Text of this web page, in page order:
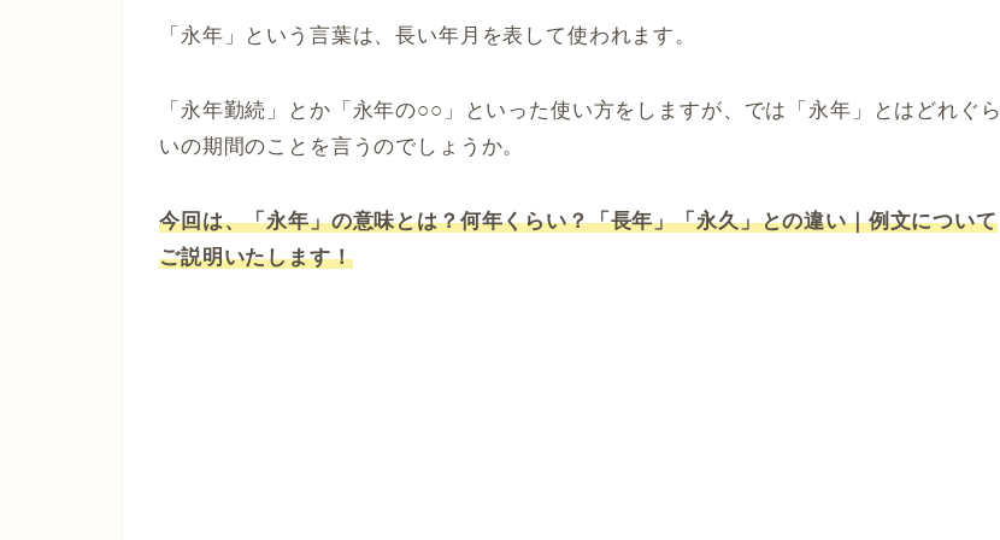
「永年」という言葉は、長い年月を表して使われます。
「永年勤続」とか「永年の○○」といった使い方をしますが、では「永年」とはどれぐら
いの期間のことを言うのでしょうか。
今回は、「永年」の意味とは？何年くらい？「長年」「永久」との違い｜例文について
ご説明いたします！